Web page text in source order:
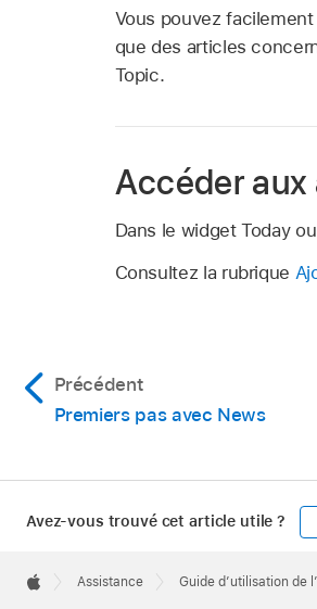
Vous pouvez
que des articles
Topic.
Accéder
Dans le widget Today
Consultez la rubrique
Précédent
Premiers pas avec News
Avez-vous trouvé cet article utile ?
Footer

Assistance Guide d’utilisation de